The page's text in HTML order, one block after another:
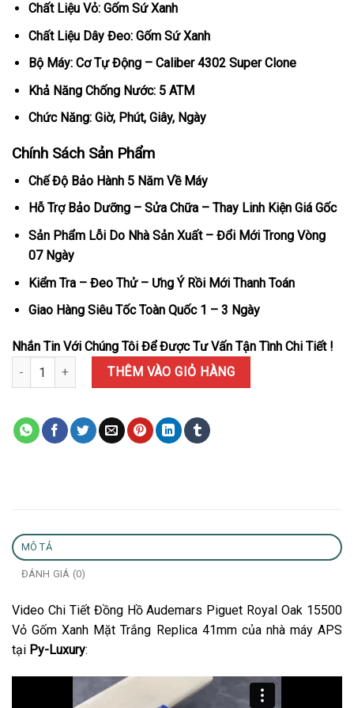
Chất Liệu Vỏ: Gốm Sứ Xanh
Chất Liệu Dây Đeo: Gốm Sứ Xanh
Bộ Máy: Cơ Tự Động – Caliber 4302 Super Clone
Khả Năng Chống Nước: 5 ATM
Chức Năng: Giờ, Phút, Giây, Ngày
Chính Sách Sản Phẩm
Chế Độ Bảo Hành 5 Năm Về Máy
Hỗ Trợ Bảo Dưỡng – Sửa Chữa – Thay Linh Kiện Giá Gốc
Sản Phẩm Lỗi Do Nhà Sản Xuất – Đổi Mới Trong Vòng
07 Ngày
Kiểm Tra – Đeo Thử – Ưng Ý Rồi Mới Thanh Toán
Giao Hàng Siêu Tốc Toàn Quốc 1 – 3 Ngày
Nhắn Tin Với Chúng Tôi Để Được Tư Vấn Tận Tình Chi Tiết !
Đồng Hồ Audemars Piguet Royal Oak 15500 Vỏ Gốm Xanh Mặt
THÊM VÀO GIỎ HÀNG
MÔ TẢ
ĐÁNH GIÁ (0)
Video Chi Tiết Đồng Hồ Audemars Piguet Royal Oak 15500
Vỏ Gốm Xanh Mặt Trắng Replica 41mm của nhà máy APS
tại Py-Luxury: